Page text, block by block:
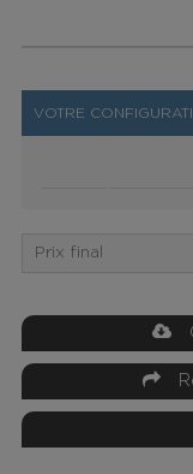
VOTRE
Prix final